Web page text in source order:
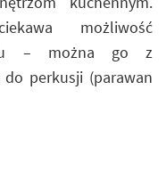
możliwość
– można go z
perkusji (parawan